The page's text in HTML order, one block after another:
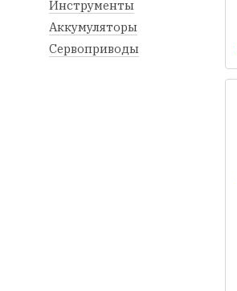
Инструменты
Аккумуляторы
Сервоприводы